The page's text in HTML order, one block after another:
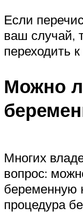
Если
ваш случай,
переходить
Можно
Многих
вопрос:
беременную
процедура